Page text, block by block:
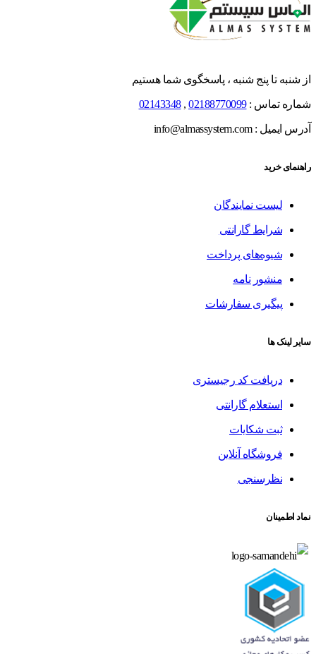
از شنبه تا پنج شنبه ، پاسخگوی شما هستیم
شماره تماس :02188770099
,
02143348
آدرس ایمیل : info@almassystem.com
راهنمای خرید
لیست نمایندگان
شرایط گارانتی
شیوه‌های پرداخت
منشور نامه
پیگیری سفارشات
سایر لینک ها
دریافت کد رجیستری
استعلام گارانتی
ثبت شکایات
فروشگاه آنلاین
نظرسنجی
نماد اطمینان